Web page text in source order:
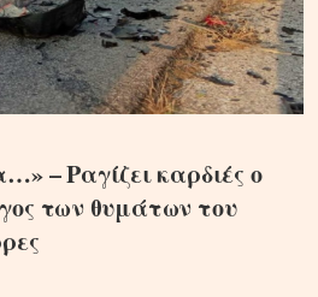
– Ραγίζει καρδιές ο
των θυμάτων του